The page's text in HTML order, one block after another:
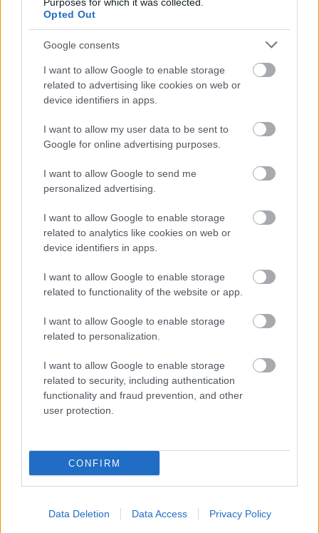
Opted Out
Google consents
I want to allow Google to enable storage
related to advertising like cookies on web or
device identifiers in apps.
I want to allow my user data to be sent to
Google for online advertising purposes.
I want to allow Google to send me
personalized advertising.
I want to allow Google to enable storage
related to analytics like cookies on web or
device identifiers in apps.
I want to allow Google to enable storage
related to functionality of the website or app.
I want to allow Google to enable storage
related to personalization.
I want to allow Google to enable storage
related to security, including authentication
functionality and fraud prevention, and other
user protection.
CONFIRM
Data Deletion Data Access Privacy Policy